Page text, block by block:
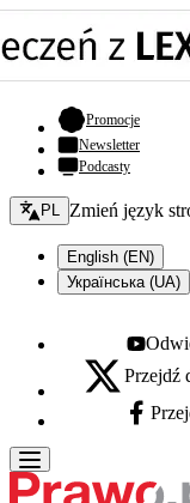
Promocje- otwiera
Newsletter
Podcasty
Zmień język - bieżący:
PL Zmień język
English (EN)
Українська (UA)
Youtube -
X - otwiera się w
Przejdź
Facebook